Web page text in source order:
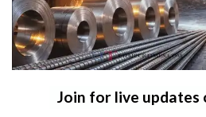
Join for live updates